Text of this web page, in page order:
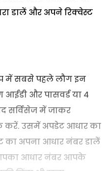
डालें और अपने रिक्वेस्ट
में सबसे पहले लौग इन
और पासवर्ड या 4
सर्विसेज में जाकर
करें. उसमें अपडेट आधार का
का अपना आधार नंबर डालें
आधार नंबर आपके